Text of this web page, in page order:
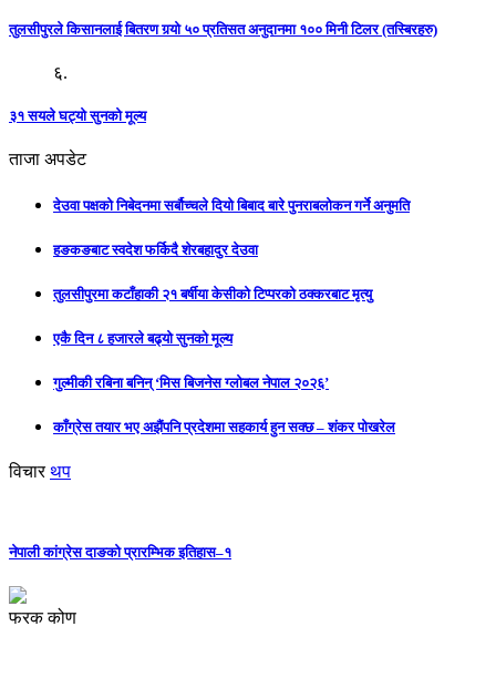
तुलसीपुरले किसानलाई बितरण गर्‍यो ५० प्रतिसत अनुदानमा १०० मिनी टिलर (तस्बिरहरु)
६.
३१ सयले घट्यो सुनको मूल्य
ताजा अपडेट
देउवा पक्षको निबेदनमा सर्बौच्चले दियो बिबाद बारे पुनराबलोकन गर्ने अनुमति
हङकङबाट स्वदेश फर्किदै शेरबहादुर देउवा
तुलसीपुरमा कटाँहाकी २१ बर्षीया केसीको टिप्परको ठक्करबाट मृत्यु
एकै दिन ८ हजारले बढ्यो सुनको मूल्य
गुल्मीकी रबिना बनिन् ‘मिस बिजनेस ग्लोबल नेपाल २०२६’
काँग्रेस तयार भए अझैंपनि प्रदेशमा सहकार्य हुन सक्छ – शंकर पोखरेल
विचार थप
नेपाली कांग्रेस दाङको प्रारम्भिक इतिहास–१
फरक कोण